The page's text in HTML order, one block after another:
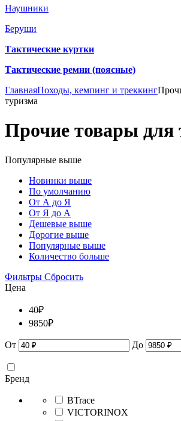
Наушники
Беруши
Тактические куртки
Тактические ремни (поясные)
ГлавнаяПоходы, кемпинг и треккинг
туризма
Прочие товары для
Популярные выше
Новинки выше
По умолчанию
От А до Я
От Я до А
Дешевые выше
Дорогие выше
Популярные выше
Количество больше
Фильтры Сбросить
Цена
40₽
9850₽
От До
Бренд
BTrace
VICTORINOX